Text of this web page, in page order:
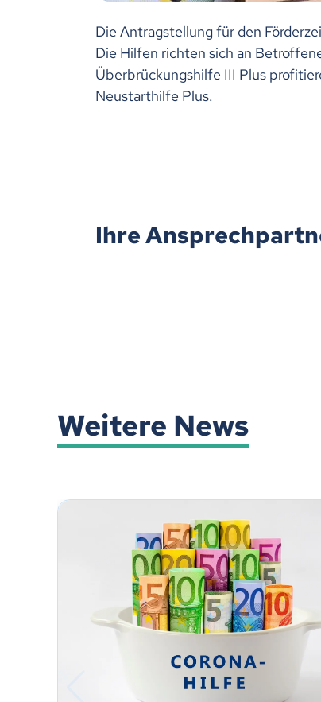
Die Antragstellung für den
Die Hilfen richten sich an
Überbrückungshilfe III Plus
Neustarthilfe Plus.
Ihre
Weitere News